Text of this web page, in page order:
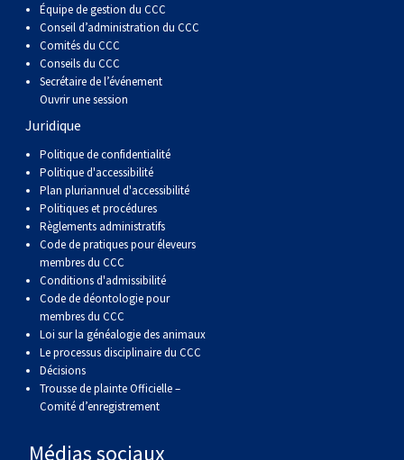
Équipe de gestion du CCC
Conseil d’administration du CCC
Comités du CCC
Conseils du CCC
Secrétaire de l’événement
Ouvrir une session
Juridique
Politique de confidentialité
Politique d'accessibilité
Plan pluriannuel d'accessibilité
Politiques et procédures
Règlements administratifs
Code de pratiques pour éleveurs
membres du CCC
Conditions d'admissibilité
Code de déontologie pour
membres du CCC
Loi sur la généalogie des animaux
Le processus disciplinaire du CCC
Décisions
Trousse de plainte Officielle –
Comité d’enregistrement
Médias sociaux